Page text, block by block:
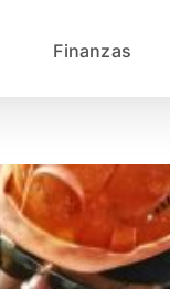
Finanzas